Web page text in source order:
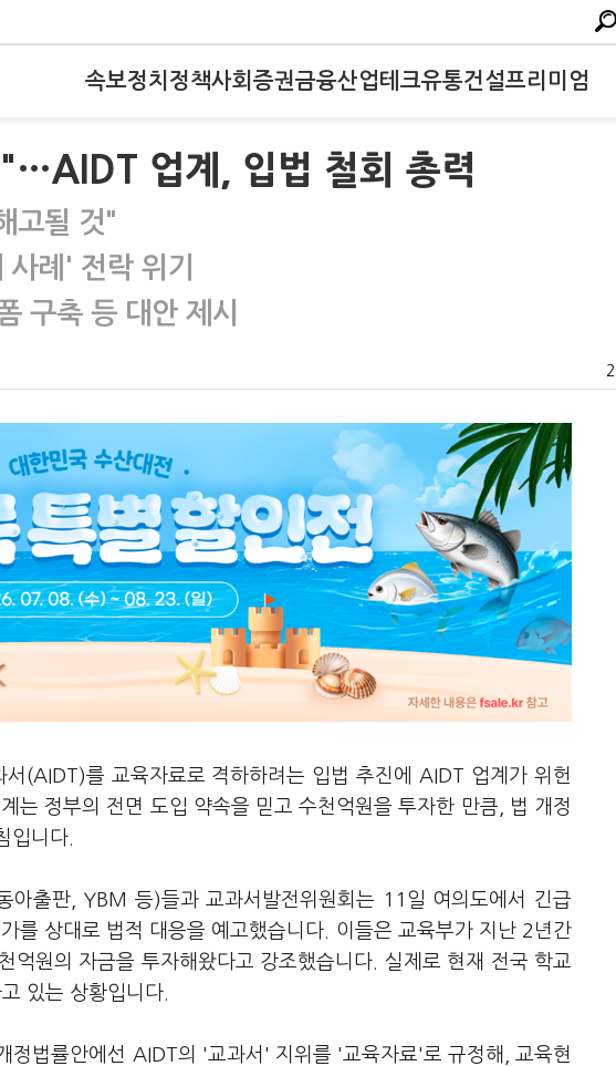
속보정치 정책사회 증권금융산업테크유통건설프리미엄
업계, 입법 철회 총력
고될 것"
례' 전락 위기
구축 등 대안 제시
(AIDT)를 교육자료로 격하하려는 입법 추진에 AIDT 업계가 위헌
는 정부의 전면 도입 약속을 믿고 수천억원을 투자한 만큼, 법 개정
입니다.
아출판, YBM 등)들과 교과서발전위원회는 11일 여의도에서 긴급
를 상대로 법적 대응을 예고했습니다. 이들은 교육부가 지난 2년간
억원의 자금을 투자해왔다고 강조했습니다. 실제로 현재 전국 학교
있는 상황입니다.
정법률안에선 AIDT의 '교과서' 지위를 '교육자료'로 규정해, 교육현